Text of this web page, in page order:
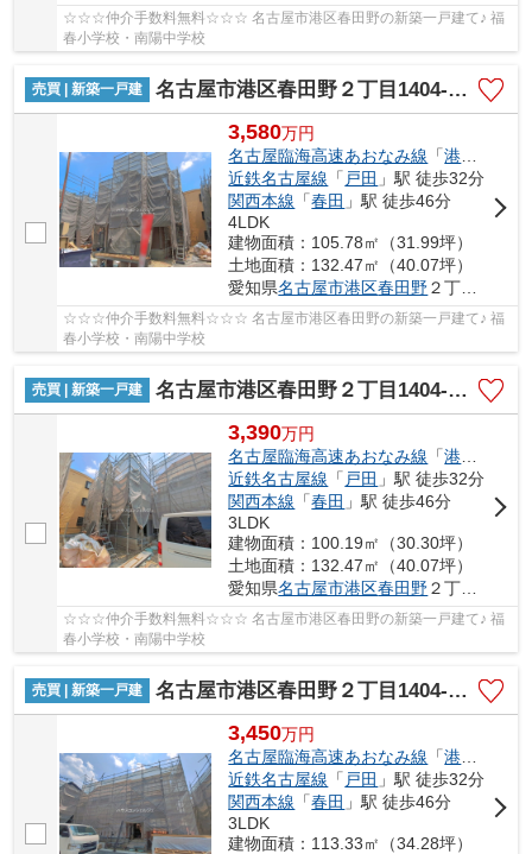
☆☆☆仲介手数料無料☆☆☆ 名古屋市港区春田野の新築一戸建て♪ 福
春小学校・南陽中学校
売買 | 新築一戸建 名古屋市港区春田野２丁目1404-1【仲介手数料無料】新築一戸建て 3号棟
3,580万円
名古屋臨海高速あおなみ線 「港北
近鉄名古屋線 「 戸田 」駅 徒歩32分
関西本線 「春田 」駅 徒歩46分
4LDK
建物面積：105.78㎡（31.99坪）
土地面積：132.47㎡（40.07坪）
愛知県名古屋市港区春田野２丁目1404-1
☆☆☆仲介手数料無料☆☆☆ 名古屋市港区春田野の新築一戸建て♪ 福
春小学校・南陽中学校
売買 | 新築一戸建 名古屋市港区春田野２丁目1404-1【仲介手数料無料】新築一戸建て 4号棟
3,390万円
名古屋臨海高速あおなみ線 「港北
近鉄名古屋線 「 戸田 」駅 徒歩32分
関西本線 「春田 」駅 徒歩46分
3LDK
建物面積：100.19㎡（30.30坪）
土地面積：132.47㎡（40.07坪）
愛知県名古屋市港区春田野２丁目1404-1
☆☆☆仲介手数料無料☆☆☆ 名古屋市港区春田野の新築一戸建て♪ 福
春小学校・南陽中学校
売買 | 新築一戸建 名古屋市港区春田野２丁目1404-1【仲介手数料無料】新築一戸建て 5号棟
3,450万円
名古屋臨海高速あおなみ線 「港北
近鉄名古屋線 「 戸田 」駅 徒歩32分
関西本線 「春田 」駅 徒歩46分
3LDK
建物面積：113.33㎡（34.28坪）